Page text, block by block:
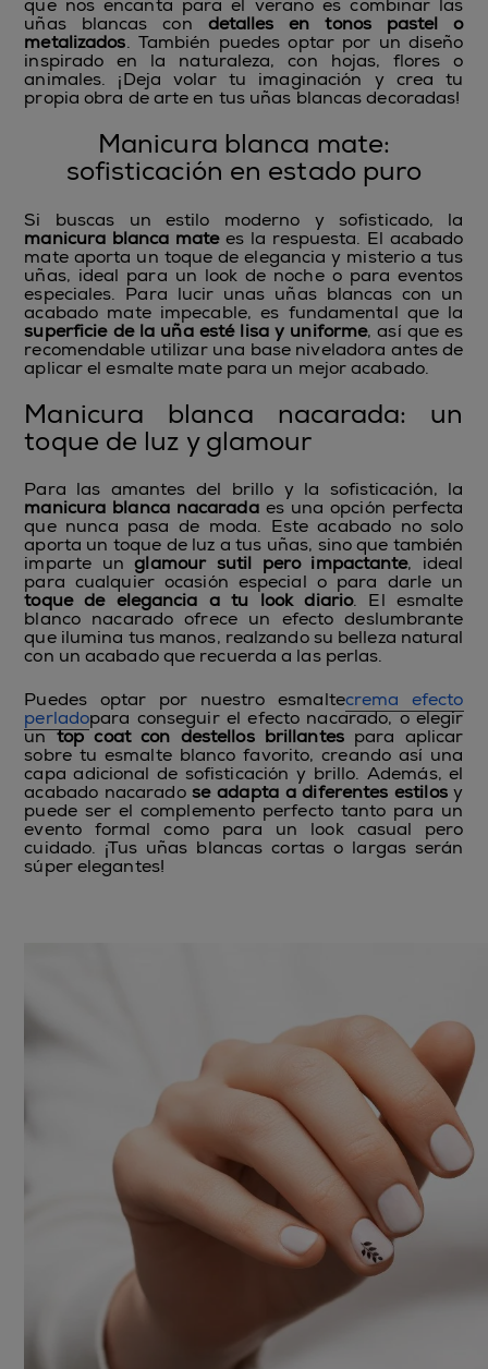
que nos encanta para el verano es combinar las
uñas blancas con detalles en tonos pastel o
metalizados. También puedes optar por un diseño
inspirado en la naturaleza, con hojas, flores o
animales. ¡Deja volar tu imaginación y crea tu
propia obra de arte en tus uñas blancas decoradas!
Manicura blanca mate:
sofisticación en estado puro
Si buscas un estilo moderno y sofisticado, la
manicura blanca matees la respuesta. El acabado
mate aporta un toque de elegancia y misterio a tus
uñas, ideal para un look de noche o para eventos
especiales. Para lucir unas uñas blancas con un
acabado mate impecable, es fundamental que la
superficie de la uña esté lisa y uniforme, así que es
recomendable utilizar una base niveladora antes de
aplicar el esmalte mate para un mejor acabado.
Manicura blanca nacarada: un
toque de luz y glamour
Para las amantes del brillo y la sofisticación, la
manicura blanca nacaradaes una opción perfecta
que nunca pasa de moda. Este acabado no solo
aporta un toque de luz a tus uñas, sino que también
imparte unglamour sutil pero impactante, ideal
para cualquier ocasión especial o para darle un
toque de elegancia a tu look diario. El esmalte
blanco nacarado ofrece un efecto deslumbrante
que ilumina tus manos, realzando su belleza natural
con un acabado que recuerda a las perlas.
Puedes optar por nuestro esmaltecrema efecto
perladopara conseguir el efecto nacarado, o elegir
untop coat con destellos brillantespara aplicar
sobre tu esmalte blanco favorito, creando así una
capa adicional de sofisticación y brillo. Además, el
acabado nacaradose adapta a diferentes estilosy
puede ser el complemento perfecto tanto para un
evento formal como para un look casual pero
cuidado. ¡Tus uñas blancas cortas o largas serán
súper elegantes!